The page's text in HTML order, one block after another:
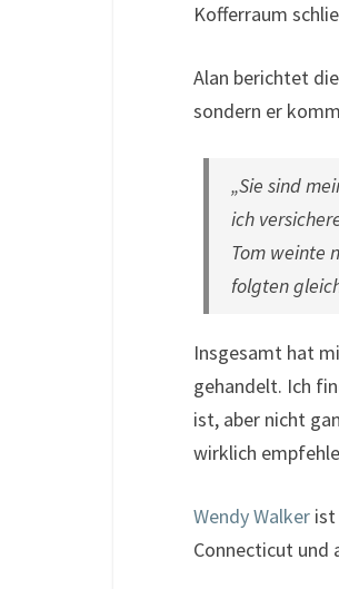
Kofferraum
Alan berichtet
sondern er
„Sie sind
ich
Tom weinte
folgten
Insgesamt hat
gehandelt. Ich
ist, aber nicht
wirklich
Wendy Walker ist
Connecticut und